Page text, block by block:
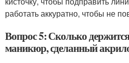
работать аккуратно, чтобы не
Вопрос 5: Сколько
маникюр, сделанный